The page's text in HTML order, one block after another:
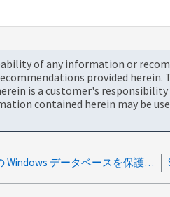
of any information or
provided
is a customer's
contained herein may be
のホストを追加して、の Windows データベースを保護する方法 SC